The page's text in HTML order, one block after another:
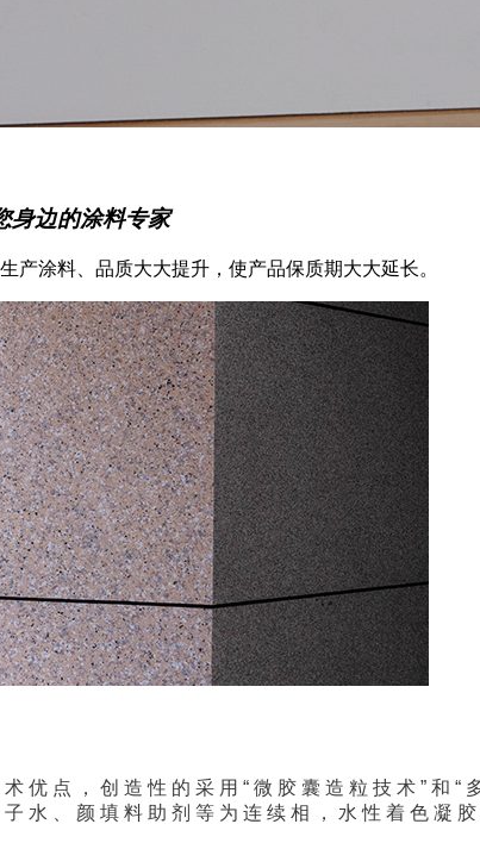
身边的涂料专家
产涂料、品质大大提升，使产品保质期大大延长。
优 点 ， 创 造 性 的 采 用 “ 微 胶 囊 造 粒 技 术 ” 和
水 、 颜 填 料 助 剂 等 为 连 续 相 ， 水 性 着 色 凝